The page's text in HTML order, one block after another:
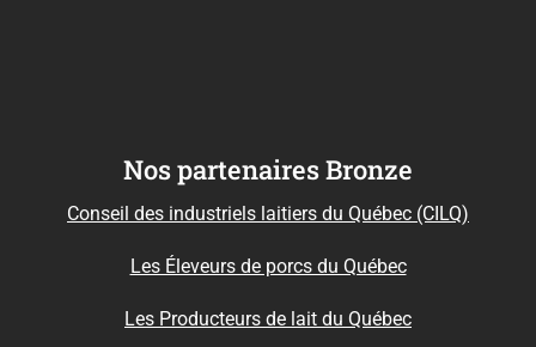
Nos partenaires Bronze
Conseil des industriels laitiers du Québec (CILQ)
Les Éleveurs de porcs du Québec
Les Producteurs de lait du Québec